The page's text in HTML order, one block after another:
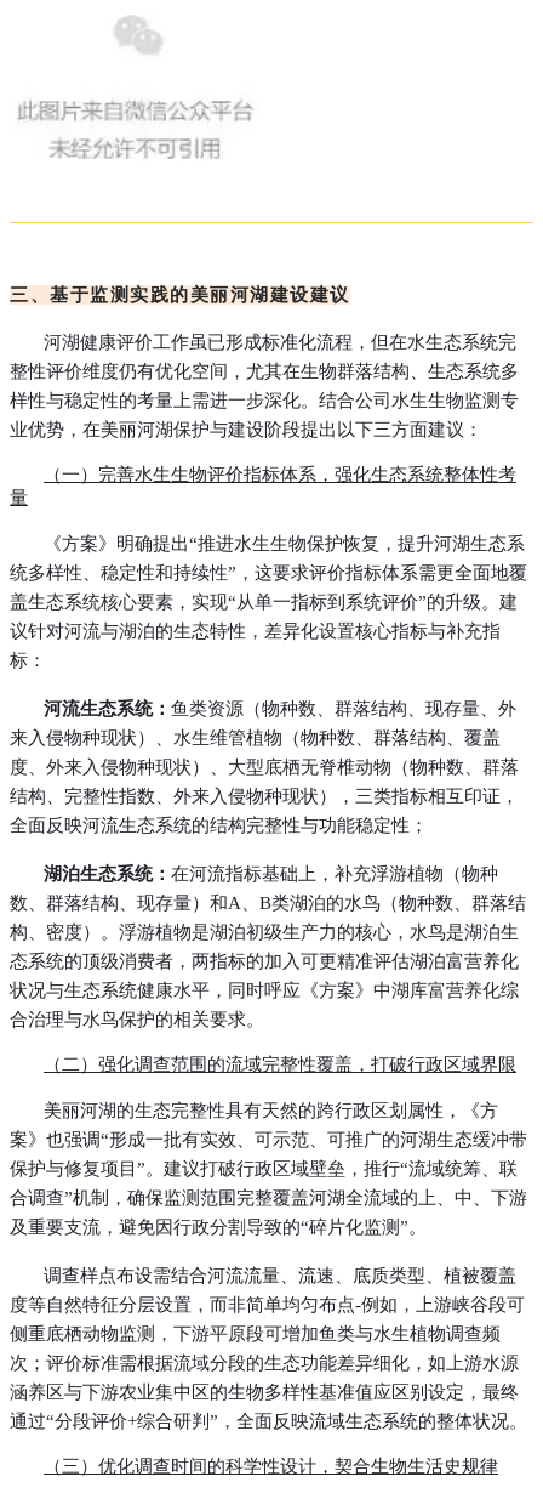
三、基于监测实践的美丽河湖建设建议
河湖健康评价工作虽已形成标准化流程，但在水生态系统完
整性评价维度仍有优化空间，尤其在生物群落结构、生态系统多
样性与稳定性的考量上需进一步深化。结合公司水生生物监测专
业优势，在美丽河湖保护与建设阶段提出以下三方面建议：
（一）完善水生生物评价指标体系，强化生态系统整体性考
量
《方案》明确提出“推进水生生物保护恢复，提升河湖生态系
统多样性、稳定性和持续性”，这要求评价指标体系需更全面地覆
盖生态系统核心要素，实现“从单一指标到系统评价”的升级。建
议针对河流与湖泊的生态特性，差异化设置核心指标与补充指
标：
河流生态系统： 鱼类资源（物种数、群落结构、现存量、外
来入侵物种现状）、水生维管植物（物种数、群落结构、覆盖
度、外来入侵物种现状）、大型底栖无脊椎动物（物种数、群落
结构、完整性指数、外来入侵物种现状），三类指标相互印证，
全面反映河流生态系统的结构完整性与功能稳定性；
湖泊生态系统： 在河流指标基础上，补充浮游植物（物种
数、群落结构、现存量）和A、B类湖泊的水鸟（物种数、群落结
构、密度）。浮游植物是湖泊初级生产力的核心，水鸟是湖泊生
态系统的顶级消费者，两指标的加入可更精准评估湖泊富营养化
状况与生态系统健康水平，同时呼应《方案》中湖库富营养化综
合治理与水鸟保护的相关要求。
（二）强化调查范围的流域完整性覆盖，打破行政区域界限
美丽河湖的生态完整性具有天然的跨行政区划属性，《方
案》也强调“形成一批有实效、可示范、可推广的河湖生态缓冲带
保护与修复项目”。建议打破行政区域壁垒，推行“流域统筹、联
合调查”机制，确保监测范围完整覆盖河湖全流域的上、中、下游
及重要支流，避免因行政分割导致的“碎片化监测”。
调查样点布设需结合河流流量、流速、底质类型、植被覆盖
度等自然特征分层设置，而非简单均匀布点-例如，上游峡谷段可
侧重底栖动物监测，下游平原段可增加鱼类与水生植物调查频
次；评价标准需根据流域分段的生态功能差异细化，如上游水源
涵养区与下游农业集中区的生物多样性基准值应区别设定，最终
通过“分段评价+综合研判”，全面反映流域生态系统的整体状况。
（三）优化调查时间的科学性设计，契合生物生活史规律